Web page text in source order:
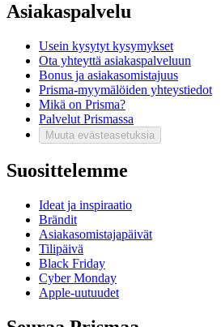
Asiakaspalvelu
Usein kysytyt kysymykset
Ota yhteyttä asiakaspalveluun
Bonus ja asiakasomistajuus
Prisma-myymälöiden yhteystiedot
Mikä on Prisma?
Palvelut Prismassa
Muuta evästeasetuksia
Suosittelemme
Ideat ja inspiraatio
Brändit
Asiakasomistajapäivät
Tilipäivä
Black Friday
Cyber Monday
Apple-uutuudet